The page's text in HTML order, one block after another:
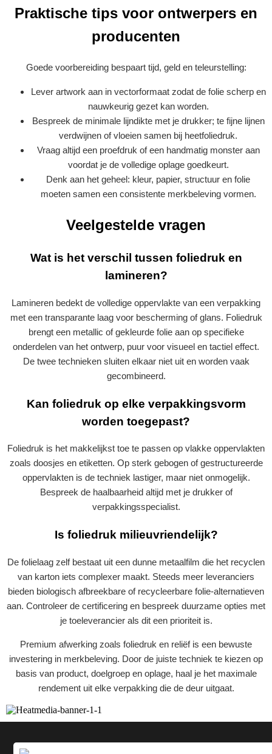
Praktische tips voor ontwerpers en
producenten
Goede voorbereiding bespaart tijd, geld en teleurstelling:
Lever artwork aan in vectorformaat zodat de folie scherp en
nauwkeurig gezet kan worden.
Bespreek de minimale lijndikte met je drukker; te fijne lijnen
verdwijnen of vloeien samen bij heetfoliedruk.
Vraag altijd een proefdruk of een handmatig monster aan
voordat je de volledige oplage goedkeurt.
Denk aan het geheel: kleur, papier, structuur en folie
moeten samen een consistente merkbeleving vormen.
Veelgestelde vragen
Wat is het verschil tussen foliedruk en
lamineren?
Lamineren bedekt de volledige oppervlakte van een verpakking
met een transparante laag voor bescherming of glans. Foliedruk
brengt een metallic of gekleurde folie aan op specifieke
onderdelen van het ontwerp, puur voor visueel en tactiel effect.
De twee technieken sluiten elkaar niet uit en worden vaak
gecombineerd.
Kan foliedruk op elke verpakkingsvorm
worden toegepast?
Foliedruk is het makkelijkst toe te passen op vlakke oppervlakten
zoals doosjes en etiketten. Op sterk gebogen of gestructureerde
oppervlakten is de techniek lastiger, maar niet onmogelijk.
Bespreek de haalbaarheid altijd met je drukker of
verpakkingsspecialist.
Is foliedruk milieuvriendelijk?
De folielaag zelf bestaat uit een dunne metaalfilm die het recyclen
van karton iets complexer maakt. Steeds meer leveranciers
bieden biologisch afbreekbare of recycleerbare folie-alternatieven
aan. Controleer de certificering en bespreek duurzame opties met
je toeleverancier als dit een prioriteit is.
Premium afwerking zoals foliedruk en reliëf is een bewuste
investering in merkbeleving. Door de juiste techniek te kiezen op
basis van product, doelgroep en oplage, haal je het maximale
rendement uit elke verpakking die de deur uitgaat.